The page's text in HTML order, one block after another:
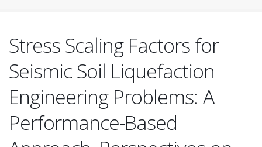
Stress Scaling Factors for
Seismic Soil Liquefaction
Engineering Problems: A
Performance-Based